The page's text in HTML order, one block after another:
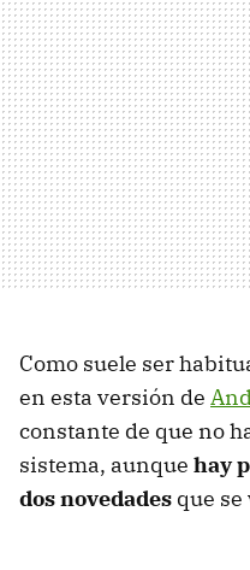
Como suele ser
en esta versión de
constante de que no
sistema, aunque hay
dos novedades que